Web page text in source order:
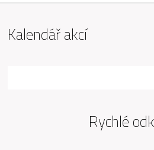
Kalendář akcí
Rychlé